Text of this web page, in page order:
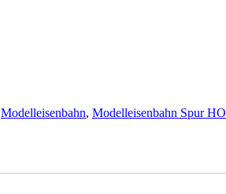
Modelleisenbahn, Modelleisenbahn Spur HO